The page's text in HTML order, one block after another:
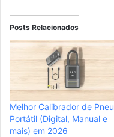
Posts Relacionados
Melhor Calibrador de Pneu
Portátil (Digital, Manual e
mais) em 2026